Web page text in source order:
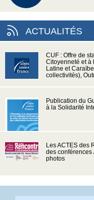
ACTUALITÉS
CUF : Offre de
Citoyenneté et à
Latine et
collectivités),
Publication du
à la Solidarité
Les ACTES des
des conférences
photos